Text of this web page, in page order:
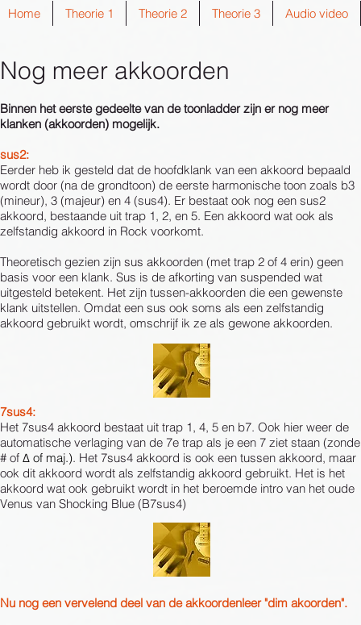
Home Theorie 1 Theorie 2 Theorie 3 Audio video
Nog meer akkoorden
Binnen het eerste gedeelte van de toonladder zijn er nog meer
klanken (akkoorden) mogelijk.
sus2:
Eerder heb ik gesteld dat de hoofdklank van een akkoord bepaald
wordt door (na de grondtoon) de eerste harmonische toon zoals b3
(mineur), 3 (majeur) en 4 (sus4). Er bestaat ook nog een sus2
akkoord, bestaande uit trap 1, 2, en 5. Een akkoord wat ook als
zelfstandig akkoord in Rock voorkomt.
Theoretisch gezien zijn sus akkoorden (met trap 2 of 4 erin) geen
basis voor een klank. Sus is de afkorting van suspended wat
uitgesteld betekent. Het zijn tussen-akkoorden die een gewenste
klank uitstellen. Omdat een sus ook soms als een zelfstandig
akkoord gebruikt wordt, omschrijf ik ze als gewone akkoorden.
7sus4:
Het 7sus4 akkoord bestaat uit trap 1, 4, 5 en b7. Ook hier weer de
automatische verlaging van de 7e trap als je een 7 ziet staan
# of Δ of maj.). Het 7sus4 akkoord is ook een tussen akkoord, maar
ook dit akkoord wordt als zelfstandig akkoord gebruikt. Het is het
akkoord wat ook gebruikt wordt in het beroemde intro van het oude
Venus van Shocking Blue (B7sus4)
Nu nog een vervelend deel van de akkoordenleer "dim akoorden".